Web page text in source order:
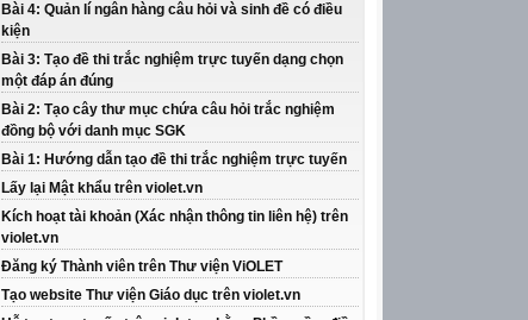
Bài 4: Quản lí ngân hàng câu hỏi và sinh đề có điều
kiện
Bài 3: Tạo đề thi trắc nghiệm trực tuyến dạng chọn
một đáp án đúng
Bài 2: Tạo cây thư mục chứa câu hỏi trắc nghiệm
đồng bộ với danh mục SGK
Bài 1: Hướng dẫn tạo đề thi trắc nghiệm trực tuyến
Lấy lại Mật khẩu trên violet.vn
Kích hoạt tài khoản (Xác nhận thông tin liên hệ) trên
violet.vn
Đăng ký Thành viên trên Thư viện ViOLET
Tạo website Thư viện Giáo dục trên violet.vn